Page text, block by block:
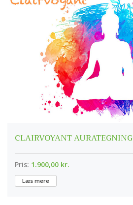
CLAIRVOYANT AURATEGNING
Pris: 1.900,00 kr.
Læs mere